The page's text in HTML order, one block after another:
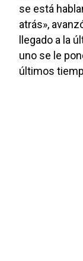
se está
atrás»,
llegado a la
uno se le
últimos